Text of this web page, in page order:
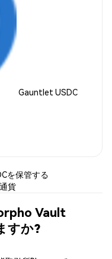
Gauntlet USDC
を保管する
貨
Vault
すか?